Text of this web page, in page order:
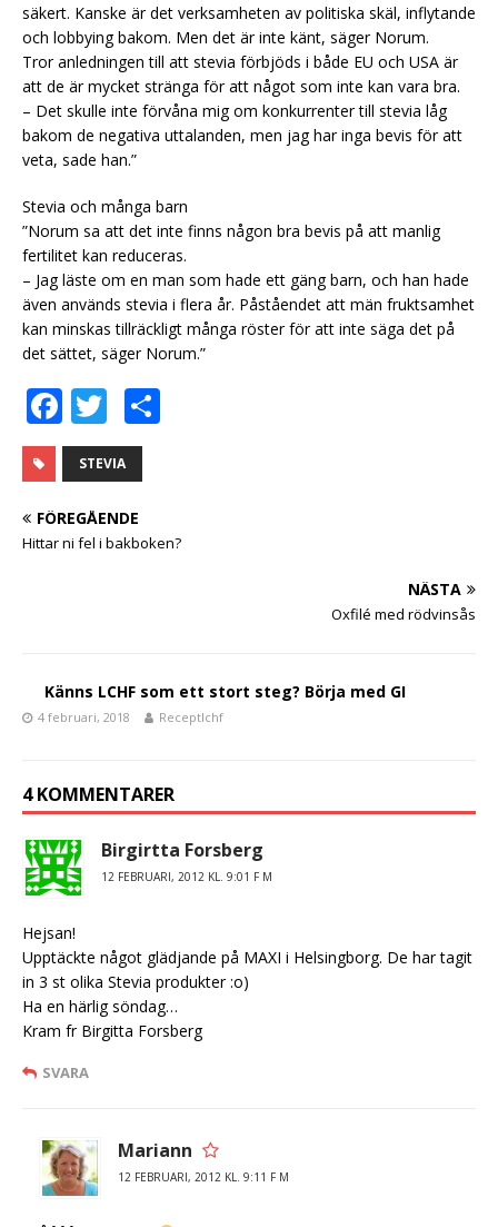
säkert. Kanske är det verksamheten av politiska skäl, inflytande
och lobbying bakom. Men det är inte känt, säger Norum.
Tror anledningen till att stevia förbjöds i både EU och USA är
att de är mycket stränga för att något som inte kan vara bra.
– Det skulle inte förvåna mig om konkurrenter till stevia låg
bakom de negativa uttalanden, men jag har inga bevis för att
veta, sade han.”
Stevia och många barn
”Norum sa att det inte finns någon bra bevis på att manlig
fertilitet kan reduceras.
– Jag läste om en man som hade ett gäng barn, och han hade
även används stevia i flera år. Påståendet att män fruktsamhet
kan minskas tillräckligt många röster för att inte säga det på
det sättet, säger Norum.”
F
a
c
e
b
T
w
it
te
r
STEVIA
FÖREGÅENDE
Hittar ni fel i bakboken?
NÄSTA
Oxfilé med rödvinsås
Känns LCHF som ett stort steg? Börja med GI
4 februari, 2018 Receptlchf
4 KOMMENTARER
Birgirtta Forsberg
12 FEBRUARI, 2012 KL. 9:01 F M
Hejsan!
Upptäckte något glädjande på MAXI i Helsingborg. De har tagit
in 3 st olika Stevia produkter :o)
Ha en härlig söndag…
Kram fr Birgitta Forsberg
SVARA
Mariann
12 FEBRUARI, 2012 KL. 9:11 F M